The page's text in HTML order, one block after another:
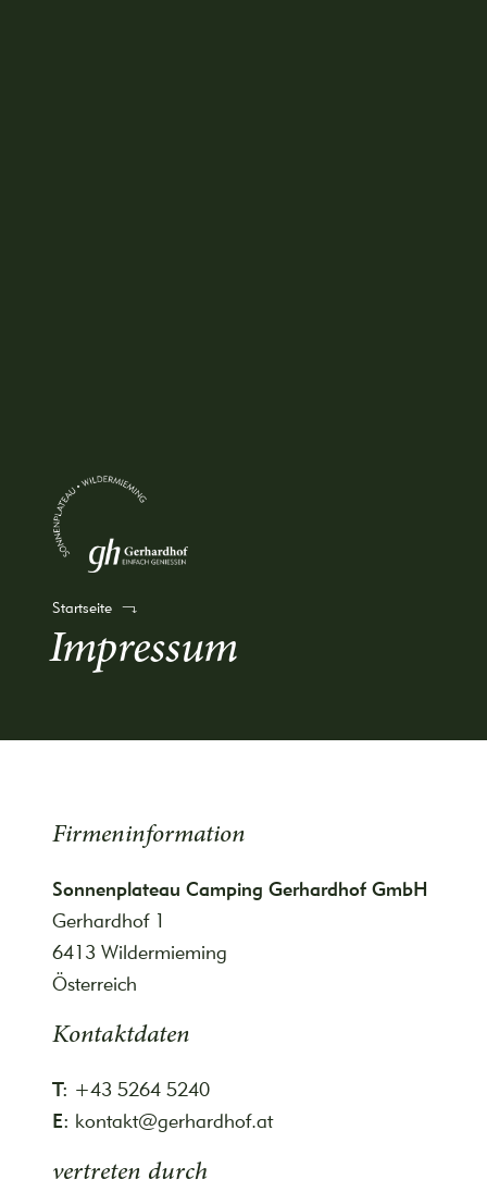
Startseite
Impressum
Firmeninformation
Sonnenplateau Camping Gerhardhof GmbH
Gerhardhof 1
6413 Wildermieming
Österreich
Kontaktdaten
T: +43 5264 5240
E: kontakt@gerhardhof.at
vertreten durch